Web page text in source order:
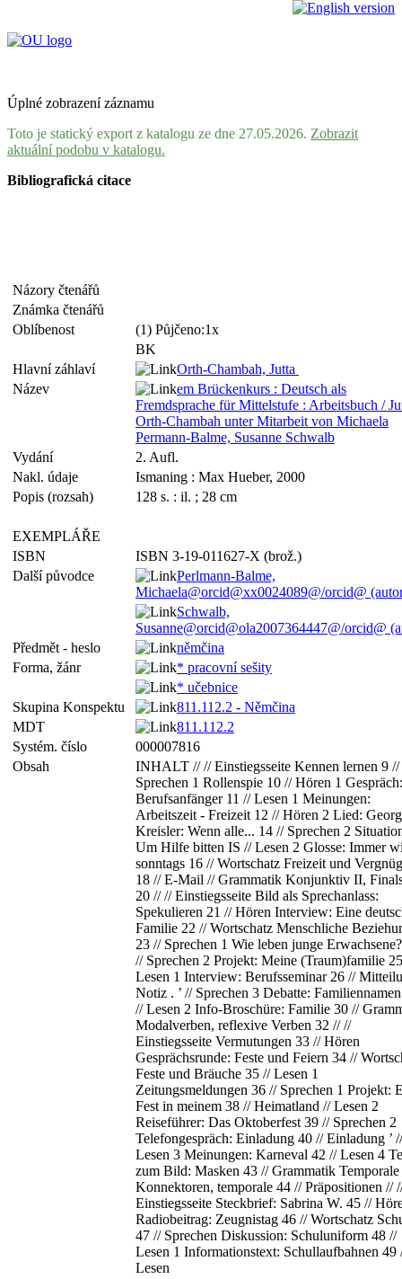
Úplné zobrazení záznamu
Toto je statický export z katalogu ze dne 27.05.2026. Zobrazit
aktuální podobu v katalogu.
Bibliografická citace
Názory čtenářů
Známka čtenářů
Oblíbenost
(1) Půjčeno:1x
BK
Hlavní záhlaví
Orth-Chambah, Jutta
Název
em Brückenkurs : Deutsch als
Fremdsprache für Mittelstufe : Arbeitsbuch /
Orth-Chambah unter Mitarbeit von Michaela
Permann-Balme, Susanne Schwalb
Vydání
2. Aufl.
Nakl. údaje
Ismaning : Max Hueber, 2000
Popis (rozsah)
128 s. : il. ; 28 cm
EXEMPLÁŘE
ISBN
ISBN 3-19-011627-X (brož.)
Další původce
Perlmann-Balme,
Michaela@orcid@xx0024089@/orcid@
Schwalb,
Susanne@orcid@ola2007364447@/orcid@
Předmět - heslo
němčina
Forma, žánr
* pracovní sešity
* učebnice
Skupina Konspektu
811.112.2 - Němčina
MDT
811.112.2
Systém. číslo
000007816
Obsah
INHALT // // Einstiegsseite Kennen lernen 9 //
Sprechen 1 Rollenspie 10 // Hören 1
Berufsanfänger 11 // Lesen 1 Meinungen:
Arbeitszeit - Freizeit 12 // Hören 2 Lied: Georg
Kreisler: Wenn alle... 14 // Sprechen 2
Um Hilfe bitten IS // Lesen 2 Glosse: Immer
sonntags 16 // Wortschatz Freizeit und
18 // E-Mail // Grammatik Konjunktiv II,
20 // // Einstiegsseite Bild als Sprechanlass:
Spekulieren 21 // Hören Interview: Eine
Familie 22 // Wortschatz Menschliche
23 // Sprechen 1 Wie leben junge
// Sprechen 2 Projekt: Meine (Traum)familie
Lesen 1 Interview: Berufsseminar 26 //
Notiz . ’ // Sprechen 3 Debatte:
// Lesen 2 Info-Broschüre: Familie 30 //
Modalverben, reflexive Verben 32 // //
Einstiegsseite Vermutungen 33 // Hören
Gesprächsrunde: Feste und Feiern 34 //
Feste und Bräuche 35 // Lesen 1
Zeitungsmeldungen 36 // Sprechen 1 Projekt:
Fest in meinem 38 // Heimatland // Lesen 2
Reiseführer: Das Oktoberfest 39 // Sprechen 2
Telefongespräch: Einladung 40 // Einladung ’ //
Lesen 3 Meinungen: Karneval 42 // Lesen 4
zum Bild: Masken 43 // Grammatik Temporale
Konnektoren, temporale 44 // Präpositionen //
Einstiegsseite Steckbrief: Sabrina W. 45 //
Radiobeitrag: Zeugnistag 46 // Wortschatz
47 // Sprechen Diskussion: Schuluniform 48 //
Lesen 1 Informationstext: Schullaufbahnen 49
Lesen